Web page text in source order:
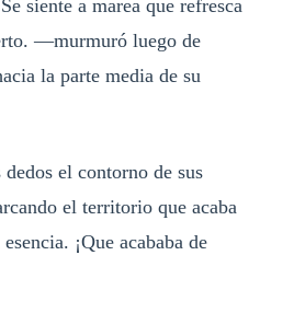
siente a marea que refresca
—murmuró luego de
la parte media de su
el contorno de sus
el territorio que acaba
¡Que acababa de